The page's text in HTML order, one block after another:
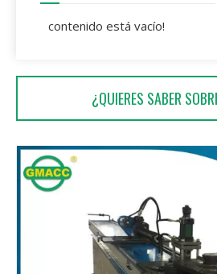
contenido está vacío!
¿QUIERES SABER